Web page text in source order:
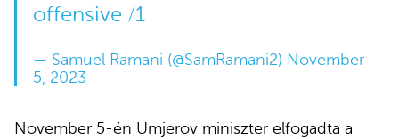
offensive /1
— Samuel Ramani (@SamRamani2) November
5, 2023
November 5-én Umjerov miniszter elfogadta a